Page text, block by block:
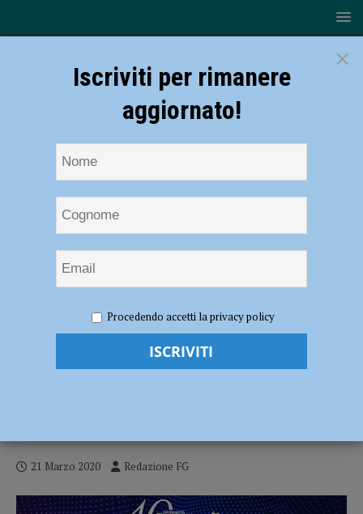
straordinario in tempi record, medici e infermieri subito destinati a
Parma e Piacenza
Dalla Regione bando straordinario in
21 Marzo 2020 Redazione FG
×
Iscriviti per rimanere
aggiornato!
Procedendo accetti la privacy policy